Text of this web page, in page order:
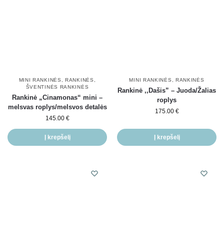
MINI RANKINĖS ,RANKINĖS
ŠVENTINĖS RANKINĖS
Rankinė „Cinamonas“ mini –
melsvas roplys/melsvos detalės
145.00 €
Į krepšelį
MINI RANKINĖS RANKINĖS
Rankinė ,,Dašis” – Juoda/Žalias
roplys
175.00 €
Į krepšelį